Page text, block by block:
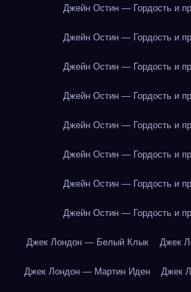
Джейн Остин — Гордость и
Джейн Остин — Гордость и
Джейн Остин — Гордость и
Джейн Остин — Гордость и
Джейн Остин — Гордость и
Джейн Остин — Гордость и
Джейн Остин — Гордость и
Джейн Остин — Гордость и
Джек Лондон — Белый Клык Джек
Джек Лондон — Мартин Иден Джек